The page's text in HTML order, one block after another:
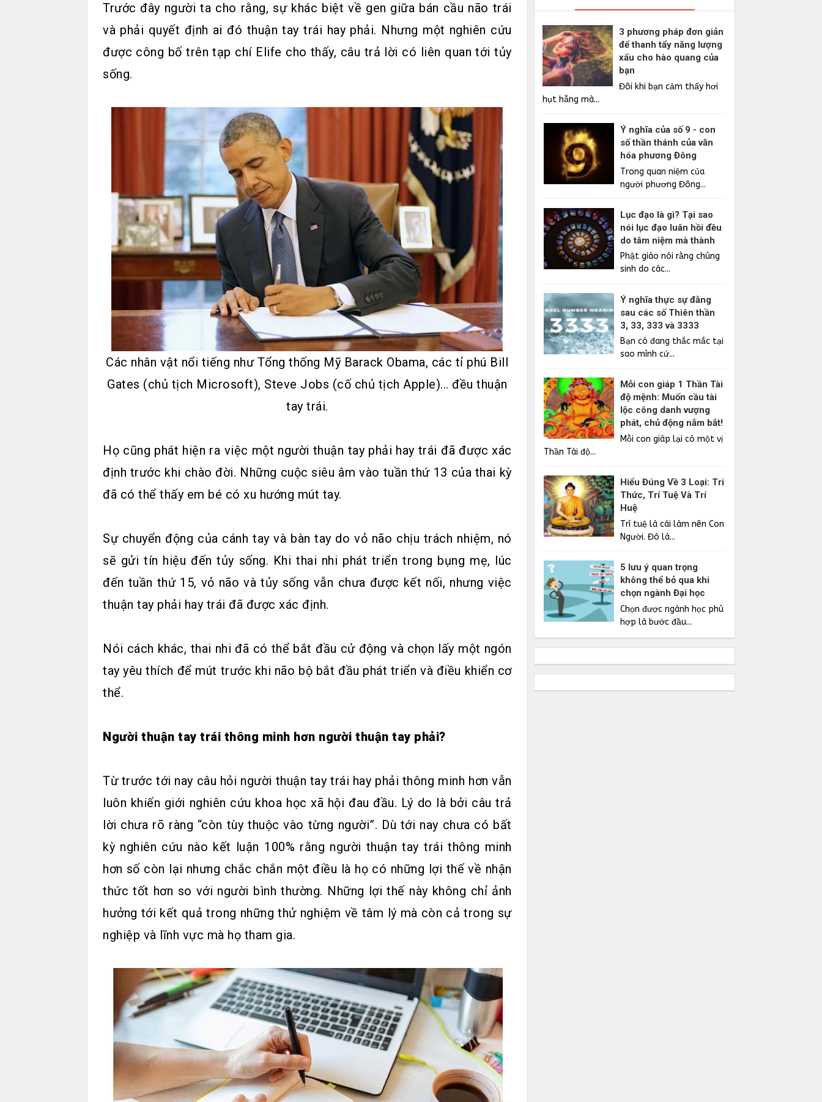
Trước đây người ta cho rằng, sự khác biệt về gen giữa bán cầu não trái
và phải quyết định ai đó thuận tay trái hay phải. Nhưng một nghiên cứu
được công bố trên tạp chí Elife cho thấy, câu trả lời có liên quan tới tủy
sống.
Các nhân vật nổi tiếng như Tổng thống Mỹ Barack Obama, các tỉ phú Bill
Gates (chủ tịch Microsoft), Steve Jobs (cố chủ tịch Apple)... đều thuận
tay trái.
Họ cũng phát hiện ra việc một người thuận tay phải hay trái đã được xác
định trước khi chào đời. Những cuộc siêu âm vào tuần thứ 13 của thai kỳ
đã có thể thấy em bé có xu hướng mút tay.
Sự chuyển động của cánh tay và bàn tay do vỏ não chịu trách nhiệm, nó
sẽ gửi tín hiệu đến tủy sống. Khi thai nhi phát triển trong bụng mẹ, lúc
đến tuần thứ 15, vỏ não và tủy sống vẫn chưa được kết nối, nhưng việc
thuận tay phải hay trái đã được xác định.
Nói cách khác, thai nhi đã có thể bắt đầu cử động và chọn lấy một ngón
tay yêu thích để mút trước khi não bộ bắt đầu phát triển và điều khiển cơ
thể.
Người thuận tay trái thông minh hơn người thuận tay phải?
Từ trước tới nay câu hỏi người thuận tay trái hay phải thông minh hơn vẫn
luôn khiến giới nghiên cứu khoa học xã hội đau đầu. Lý do là bởi câu trả
lời chưa rõ ràng “còn tùy thuộc vào từng người”. Dù tới nay chưa có bất
kỳ nghiên cứu nào kết luận 100% rằng người thuận tay trái thông minh
hơn số còn lại nhưng chắc chắn một điều là họ có những lợi thế về nhận
thức tốt hơn so với người bình thường. Những lợi thế này không chỉ ảnh
hưởng tới kết quả trong những thử nghiệm về tâm lý mà còn cả trong sự
nghiệp và lĩnh vực mà họ tham gia.
3 phương pháp đơn giản
để thanh tẩy năng lượng
xấu cho hào quang của
bạn
Đôi khi bạn cảm thấy hơi
hụt hẫng mà...
Ý nghĩa của số 9 - con
số thần thánh của văn
hóa phương Đông
Trong quan niệm của
người phương Đông...
Lục đạo là gì? Tại sao
nói lục đạo luân hồi đều
do tâm niệm mà thành
Phật giáo nói rằng chúng
sinh do các...
Ý nghĩa thực sự đằng
sau các số Thiên thần
3, 33, 333 và 3333
Bạn có đang thắc mắc tại
sao mình cứ...
Mỗi con giáp 1 Thần Tài
độ mệnh: Muốn cầu tài
lộc công danh vượng
phát, chủ động nắm bắt!
Mỗi con giáp lại có một vị
Thần Tài độ...
Hiểu Đúng Về 3 Loại: Tri
Thức, Trí Tuệ Và Trí
Huệ
Trí tuệ là cái làm nên Con
Người. Đó là...
5 lưu ý quan trọng
không thể bỏ qua khi
chọn ngành Đại học
Chọn được ngành học phù
hợp là bước đầu...